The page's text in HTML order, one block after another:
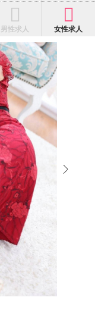
男性求人 女性求人